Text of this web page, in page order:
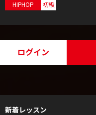
HIPHOP 初級
ログイン
新着レッスン